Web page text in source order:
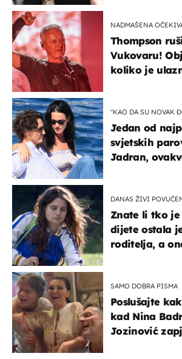
NADMAŠENA
Thompson
Vukovaru!
koliko je
"KAO DA SU NOVAK
Jedan od
svjetskih
Jadran,
DANAS ŽIVI
Znate li tko je
dijete ostala
roditelja, a
SAMO DOBRA PISMA
Poslušajte
kad Nina
Jozinović